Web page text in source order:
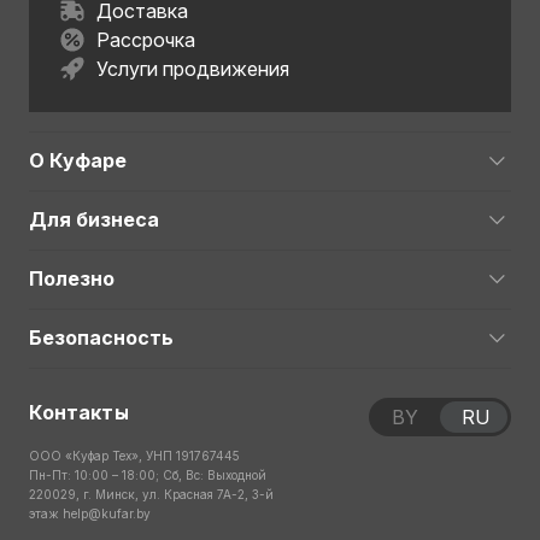
Доставка
Рассрочка
Услуги продвижения
О Куфаре
Для бизнеса
Полезно
Безопасность
Контакты
ООО «Куфар Тех», УНП 191767445
Пн-Пт: 10:00 – 18:00; Сб, Вс: Выходной
220029, г. Минск, ул. Красная 7А-2, 3-й
этаж help@kufar.by
BY RU